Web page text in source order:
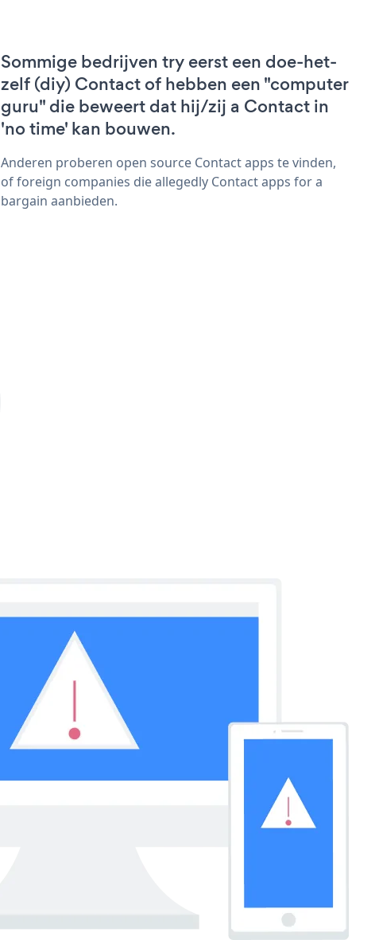
Sommige bedrijven try eerst een doe-het-
zelf (diy) Contact of hebben een "computer
guru" die beweert dat hij/zij a Contact in
'no time' kan bouwen.
Anderen proberen open source Contact apps te vinden,
of foreign companies die allegedly Contact apps for a
bargain aanbieden.